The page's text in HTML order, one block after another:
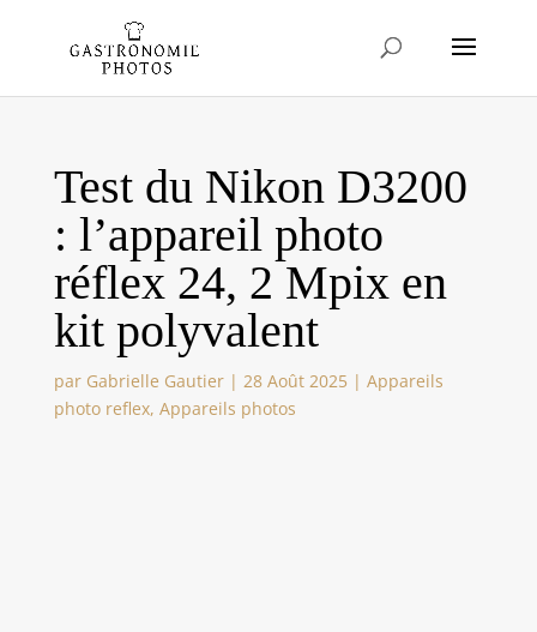
Test du Nikon D3200
: l’appareil photo
réflex 24, 2 Mpix en
kit polyvalent
par Gabrielle Gautier| 28 Août 2025| Appareils
photo reflex, Appareils photos